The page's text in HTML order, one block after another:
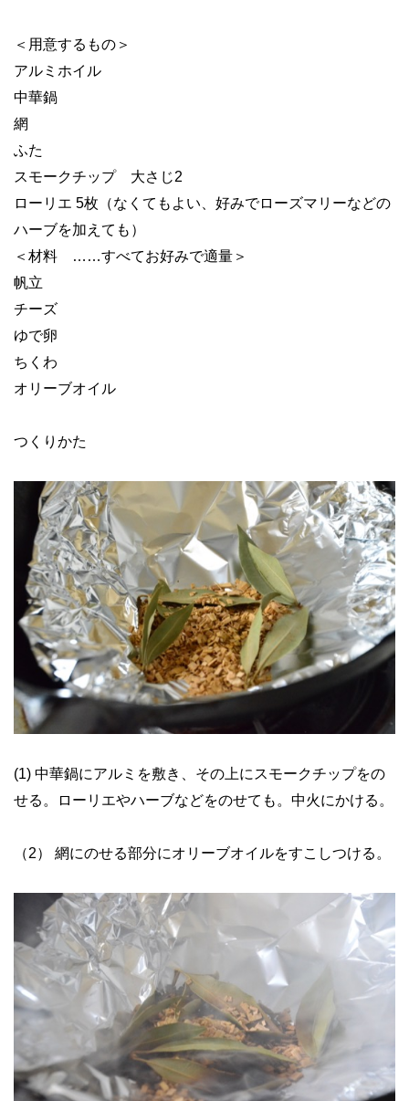
＜用意するもの＞
アルミホイル
中華鍋
網
ふた
スモークチップ 大さじ2
ローリエ 5枚（なくてもよい、好みでローズマリーなどの
ハーブを加えても）
＜材料 ……すべてお好みで適量＞
帆立
チーズ
ゆで卵
ちくわ
オリーブオイル
つくりかた
(1) 中華鍋にアルミを敷き、その上にスモークチップをの
せる。ローリエやハーブなどをのせても。中火にかける。
（2） 網にのせる部分にオリーブオイルをすこしつける。